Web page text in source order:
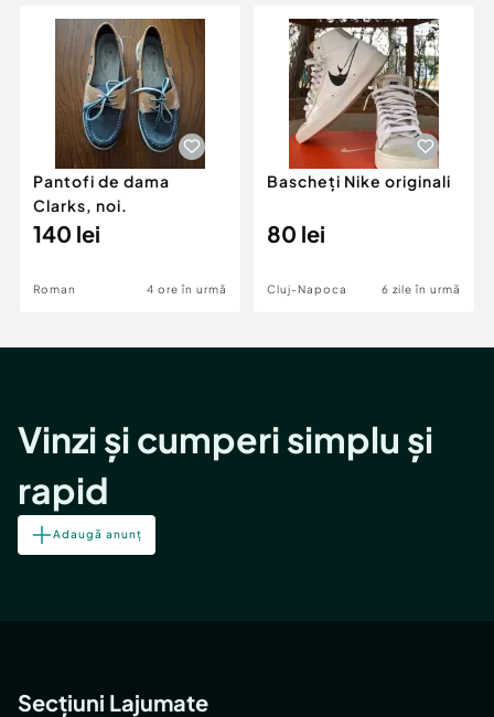
Servicii
Animale de companie
Afaceri și echipamente profesionale
Inchiriere Bunuri si Vehicule
Utilaje agricole si industriale
Piese auto si accesorii
Dacia Duster
Pantofi de dama
Clarks, noi.
140 lei
Roman 4 ore în urmă
Bascheți Nike originali
80 lei
Cluj-Napoca 6 zile în urmă
Vinzi și cumperi simplu și
rapid
Adaugă anunț
Secțiuni Lajumate